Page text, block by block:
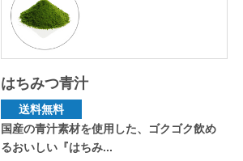
はちみつ青汁
送料無料
国産の青汁素材を使用した、ゴクゴク飲め
るおいしい『はちみ...